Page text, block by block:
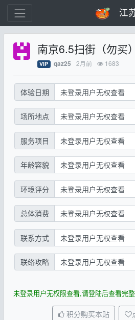
江
南京6.5扫街（勿买）
VIP qaz25 2月前 1683
体验日期 未登录用户无权查看
场所地点 未登录用户无权查看
服务项目 未登录用户无权查看
年龄容貌 未登录用户无权查看
环境评分 未登录用户无权查看
总体消费 未登录用户无权查看
联系方式 未登录用户无权查看
联络攻略 未登录用户无权查看
未登录用户无权限查看,请登陆后查看完
积分购买本贴